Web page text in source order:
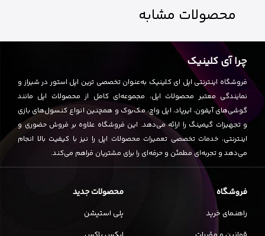
محصولات مشابه
چرا آی کلینیک
فروشگاه اینترنتی اپل ای کلینیک به‌عنوان تخصصی ترین اپل استور در شیراز و
نمایندگی معتبر محصولات اپل، مجموعه‌ای کامل از محصولات اپل مانند
گوشی‌های آیفون، ایرپاد، اپل واچ، مک‌بوک و همچنین انواع کنسول‌های بازی
و تجهیزات گیمینگ را ارائه می‌دهد. این فروشگاه علاوه بر فروش حضوری و
اینترنتی، خدمات تخصصی تعمیرات محصولات اپل را نیز با کیفیت بالا انجام
می‌دهد و تجربه‌ای مطمئن و حرفه‌ای را برای مشتریان فراهم می‌کند.
فروشگاه
راهنمای خرید
محصولات جدید
پلی استیشن